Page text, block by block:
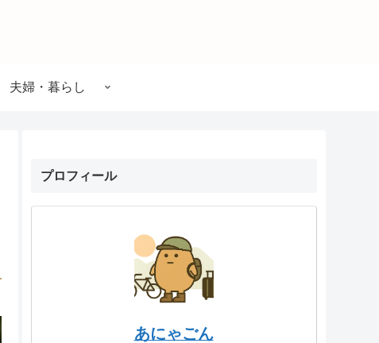
夫婦・暮らし
プロフィール
あにゃごん